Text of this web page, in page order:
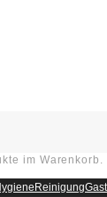
im Warenkorb.
Reinigung